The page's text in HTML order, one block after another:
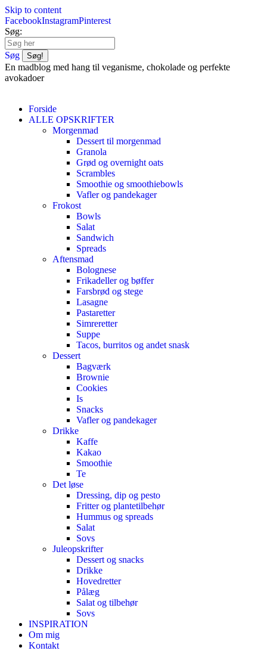
Skip to content
FacebookInstagramPinterest
Søg:
Søg
En madblog med hang til veganisme, chokolade og perfekte
avokadoer
Forside
ALLE OPSKRIFTER
Morgenmad
Dessert til morgenmad
Granola
Grød og overnight oats
Scrambles
Smoothie og smoothiebowls
Vafler og pandekager
Frokost
Bowls
Salat
Sandwich
Spreads
Aftensmad
Bolognese
Frikadeller og bøffer
Farsbrød og stege
Lasagne
Pastaretter
Simreretter
Suppe
Tacos, burritos og andet snask
Dessert
Bagværk
Brownie
Cookies
Is
Snacks
Vafler og pandekager
Drikke
Kaffe
Kakao
Smoothie
Te
Det løse
Dressing, dip og pesto
Fritter og plantetilbehør
Hummus og spreads
Salat
Sovs
Juleopskrifter
Dessert og snacks
Drikke
Hovedretter
Pålæg
Salat og tilbehør
Sovs
INSPIRATION
Om mig
Kontakt